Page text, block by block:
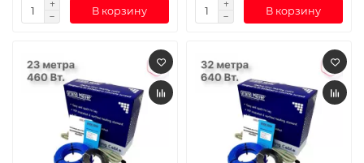
В корзину В корзину